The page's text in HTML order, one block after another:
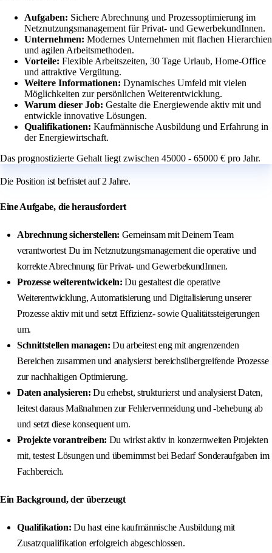
Aufgaben: Sichere Abrechnung und Prozessoptimierung im
Netznutzungsmanagement für Privat- und GewerbekundInnen.
Unternehmen: Modernes Unternehmen mit flachen Hierarchien
und agilen Arbeitsmethoden.
Vorteile: Flexible Arbeitszeiten, 30 Tage Urlaub, Home-Office
und attraktive Vergütung.
Weitere Informationen: Dynamisches Umfeld mit vielen
Möglichkeiten zur persönlichen Weiterentwicklung.
Warum dieser Job: Gestalte die Energiewende aktiv mit und
entwickle innovative Lösungen.
Qualifikationen: Kaufmännische Ausbildung und Erfahrung in
der Energiewirtschaft.
Das prognostizierte Gehalt liegt zwischen 45000 - 65000 € pro Jahr.
Die Position ist befristet auf 2 Jahre.
Eine Aufgabe, die herausfordert
Abrechnung sicherstellen: Gemeinsam mit Deinem Team
verantwortest Du im Netznutzungsmanagement die operative und
korrekte Abrechnung für Privat- und GewerbekundInnen.
Prozesse weiterentwickeln: Du gestaltest die operative
Weiterentwicklung, Automatisierung und Digitalisierung unserer
Prozesse aktiv mit und setzt Effizienz- sowie Qualitätssteigerungen
um.
Schnittstellen managen: Du arbeitest eng mit angrenzenden
Bereichen zusammen und analysierst bereichsübergreifende Prozesse
zur nachhaltigen Optimierung.
Daten analysieren: Du erhebst, strukturierst und analysierst Daten,
leitest daraus Maßnahmen zur Fehlervermeidung und -behebung ab
und setzt diese konsequent um.
Projekte vorantreiben: Du wirkst aktiv in konzernweiten Projekten
mit, testest Lösungen und übernimmst bei Bedarf Sonderaufgaben im
Fachbereich.
Ein Background, der überzeugt
Qualifikation: Du hast eine kaufmännische Ausbildung mit
Zusatzqualifikation erfolgreich abgeschlossen.